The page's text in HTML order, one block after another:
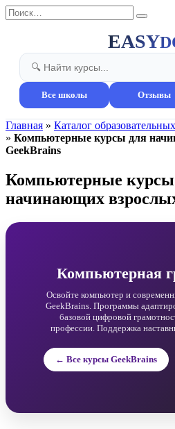
Перейти
к
Search
for:
EASY
Все школы Отзывы
Главная » Каталог
» Компьютерные курсы для
GeekBrains
Компьютерные
начинающих
Компьютерная
Освойте компьютер и
GeekBrains. Программы
базовой цифровой
профессии. Поддержка
← Все курсы GeekBrains